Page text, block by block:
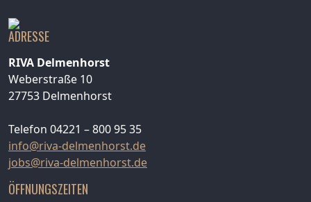
ADRESSE
RIVA Delmenhorst
Weberstraße 10
27753 Delmenhorst
Telefon 04221 – 800 95 35
info@riva-delmenhorst.de
jobs@riva-delmenhorst.de
ÖFFNUNGSZEITEN